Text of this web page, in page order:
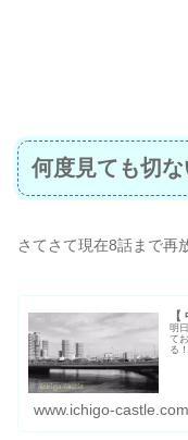
何度見ても切な
さてさて現在8話まで再
明
て
る
www.ichigo-castle.com